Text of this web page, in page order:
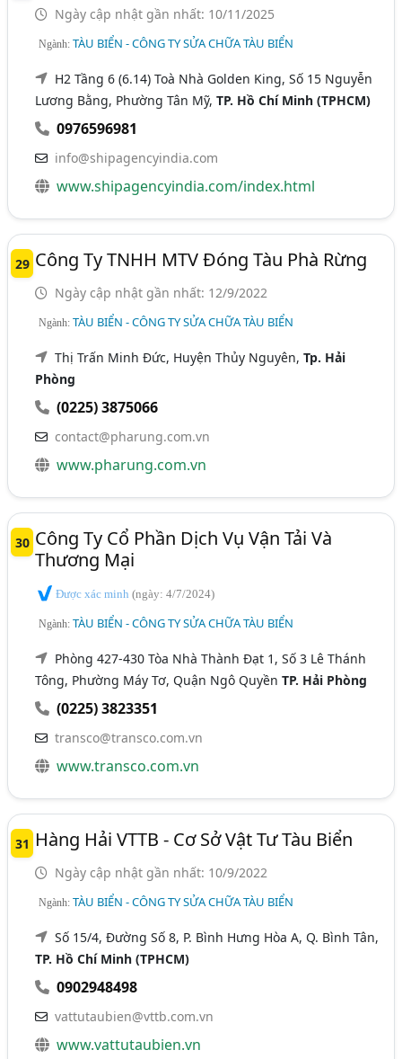
Ngày cập nhật gần nhất: 10/11/2025
Ngành:TÀU BIỂN - CÔNG TY SỬA CHỮA TÀU BIỂN
H2 Tầng 6 (6.14) Toà Nhà Golden King, Số 15 Nguyễn
Lương Bằng, Phường Tân Mỹ,TP. Hồ Chí Minh (TPHCM)
0976596981
info@shipagencyindia.com
www.shipagencyindia.com/index.html
29 Công Ty TNHH MTV Đóng Tàu Phà Rừng
Ngày cập nhật gần nhất: 12/9/2022
Ngành:TÀU BIỂN - CÔNG TY SỬA CHỮA TÀU BIỂN
Thị Trấn Minh Đức, Huyện Thủy Nguyên,Tp. Hải
Phòng
(0225) 3875066
contact@pharung.com.vn
www.pharung.com.vn
30 Công Ty Cổ Phần Dịch Vụ Vận Tải Và
Thương Mại
Được xác minh(ngày: 4/7/2024)
Ngành:TÀU BIỂN - CÔNG TY SỬA CHỮA TÀU BIỂN
Phòng 427-430 Tòa Nhà Thành Đạt 1, Số 3 Lê Thánh
Tông, Phường Máy Tơ, Quận Ngô QuyềnTP. Hải Phòng
(0225) 3823351
transco@transco.com.vn
www.transco.com.vn
31 Hàng Hải VTTB - Cơ Sở Vật Tư Tàu Biển
Ngày cập nhật gần nhất: 10/9/2022
Ngành:TÀU BIỂN - CÔNG TY SỬA CHỮA TÀU BIỂN
Số 15/4, Đường Số 8, P. Bình Hưng Hòa A, Q. Bình Tân,
TP. Hồ Chí Minh (TPHCM)
0902948498
vattutaubien@vttb.com.vn
www.vattutaubien.vn